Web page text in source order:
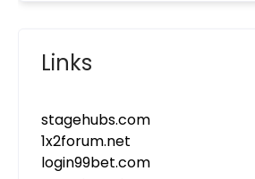
Links
stagehubs.com
1x2forum.net
login99bet.com